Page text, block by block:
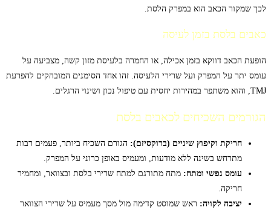
לכך שמקור הכאב הוא במפרק הלסת.
כאבים בלסת בזמן לעיסה
הופעת הכאב דווקא בזמן אכילה, או החמרה בלעיסת מזון קשה, מצביעה על
עומס יתר על המפרק ועל שרירי הלעיסה. זהו אחד הסימנים המובהקים להפרעת
TMJ, והוא משתפר במהירות יחסית עם טיפול נכון ושינוי הרגלים.
הגורמים השכיחים לכאבים בלסת
חריקת וקיפוץ שיניים (ברוקסיזם): הגורם השכיח ביותר, פעמים רבות
מתרחש בשינה ללא מודעות, ומעמיס באופן כרוני על המפרק.
עומס נפשי ומתח: מתח מתורגם למתח שרירי בלסת ובצוואר, ומחמיר
חריקה.
יציבה לקויה: ראש שמוסט קדימה מול מסך מעמיס על שרירי הצוואר